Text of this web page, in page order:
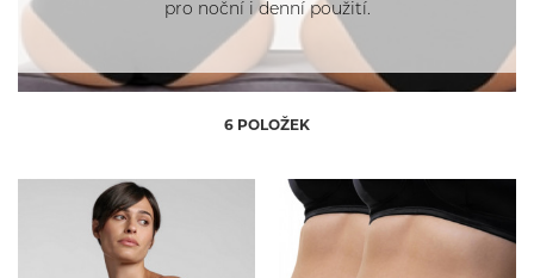
pro noční i denní použití.
6 POLOŽEK